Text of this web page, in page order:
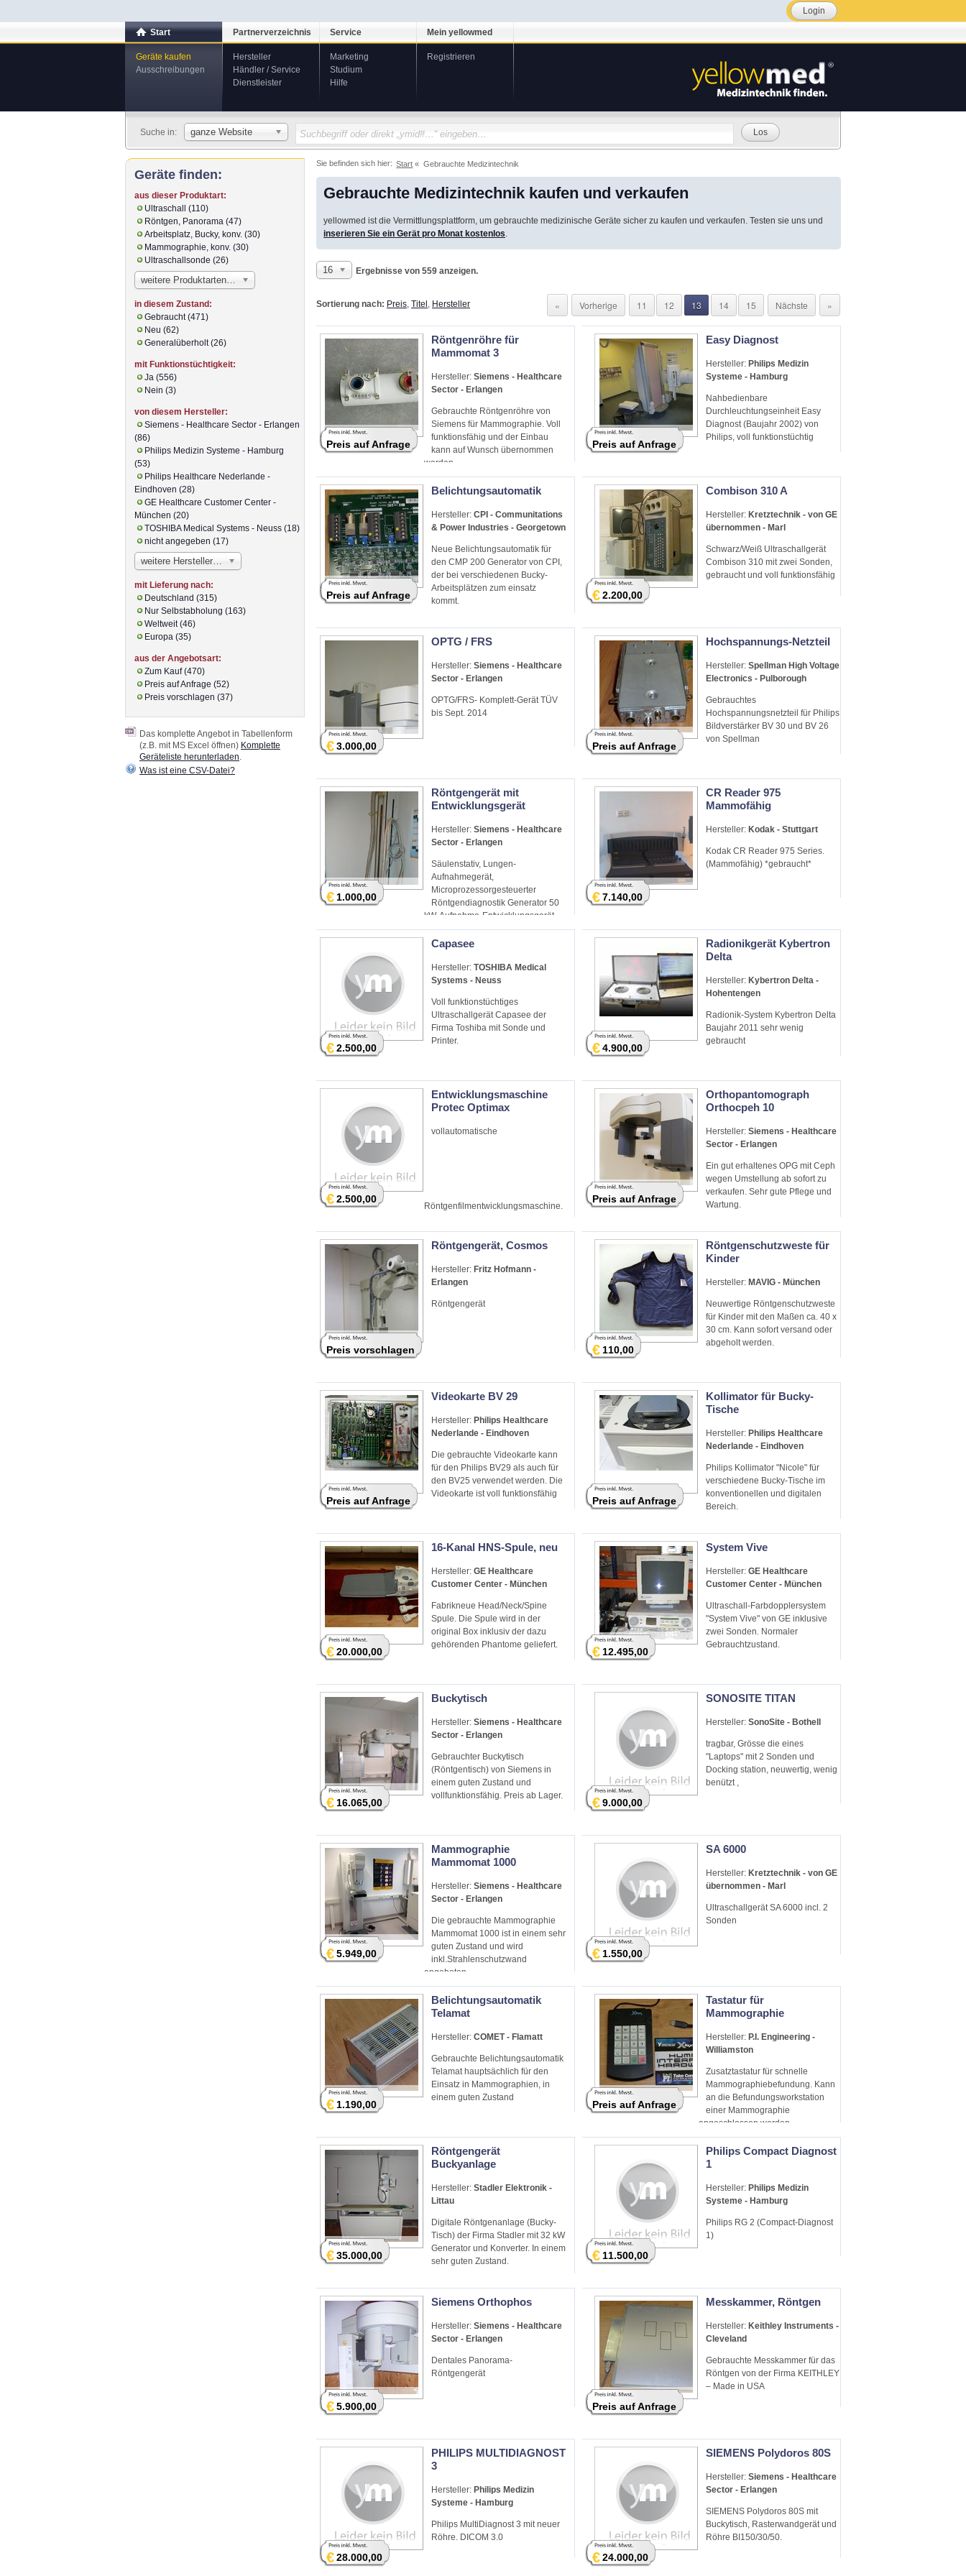
Login
Start
Geräte kaufen
Ausschreibungen
Partnerverzeichnis
Hersteller
Händler / Service
Dienstleister
Service
Marketing
Studium
Hilfe
Mein yellowmed
Registrieren
Suche in: ganze Website Los
Sie befinden sich hier: Start Gebrauchte Medizintechnik
Gebrauchte Medizintechnik kaufen und verkaufen
yellowmed ist die Vermittlungsplattform, um gebrauchte medizinische Geräte sicher zu kaufen und verkaufen. Testen sie uns und
inserieren Sie ein Gerät pro Monat kostenlos
16 Ergebnisse von 559 anzeigen.
Sortierung nach: Preis Titel Hersteller « Vorherige 11 12 13 14 15 Nächste »
Röntgenröhre für
Mammomat 3
Hersteller: Siemens - Healthcare
Sector - Erlangen
Gebrauchte Röntgenröhre von
Siemens für Mammographie. Voll
funktionsfähig und der Einbau
kann auf Wunsch übernommen
werden.
Preis auf Anfrage
Easy Diagnost
Hersteller: Philips Medizin
Systeme - Hamburg
Nahbedienbare
Durchleuchtungseinheit Easy
Diagnost (Baujahr 2002) von
Philips, voll funktionstüchtig
Preis auf Anfrage
Belichtungsautomatik
Hersteller: CPI - Communitations
& Power Industries - Georgetown
Neue Belichtungsautomatik für
den CMP 200 Generator von CPI,
der bei verschiedenen Bucky-
Arbeitsplätzen zum einsatz
kommt.
Preis auf Anfrage
Combison 310 A
Hersteller: Kretztechnik - von GE
übernommen - Marl
Schwarz/Weiß Ultraschallgerät
Combison 310 mit zwei Sonden,
gebraucht und voll funktionsfähig
€2.200,00
OPTG / FRS
Hersteller: Siemens - Healthcare
Sector - Erlangen
OPTG/FRS- Komplett-Gerät TÜV
bis Sept. 2014
€3.000,00
Hochspannungs-Netzteil
Hersteller: Spellman High Voltage
Electronics - Pulborough
Gebrauchtes
Hochspannungsnetzteil für Philips
Bildverstärker BV 30 und BV 26
von Spellman
Preis auf Anfrage
Röntgengerät mit
Entwicklungsgerät
Hersteller: Siemens - Healthcare
Sector - Erlangen
Säulenstativ, Lungen-
Aufnahmegerät,
Microprozessorgesteuerter
Röntgendiagnostik Generator 50
kW, Aufnahme-Entwicklungsgerät
u.a.
€1.000,00
CR Reader 975
Mammofähig
Hersteller: Kodak - Stuttgart
Kodak CR Reader 975 Series.
(Mammofähig) *gebraucht*
€7.140,00
Capasee
Hersteller: TOSHIBA Medical
Systems - Neuss
Voll funktionstüchtiges
Ultraschallgerät Capasee der
Firma Toshiba mit Sonde und
Printer.
€2.500,00
Radionikgerät Kybertron
Delta
Hersteller: Kybertron Delta -
Hohentengen
Radionik-System Kybertron Delta
Baujahr 2011 sehr wenig
gebraucht
€4.900,00
Entwicklungsmaschine
Protec Optimax
vollautomatische
Röntgenfilmentwicklungsmaschine.
€2.500,00
Orthopantomograph
Orthocpeh 10
Hersteller: Siemens - Healthcare
Sector - Erlangen
Ein gut erhaltenes OPG mit Ceph
wegen Umstellung ab sofort zu
verkaufen. Sehr gute Pflege und
Wartung.
Preis auf Anfrage
Röntgengerät, Cosmos
Hersteller: Fritz Hofmann -
Erlangen
Röntgengerät
Preis vorschlagen
Röntgenschutzweste für
Kinder
Hersteller: MAVIG - München
Neuwertige Röntgenschutzweste
für Kinder mit den Maßen ca. 40 x
30 cm. Kann sofort versand oder
abgeholt werden.
€110,00
Videokarte BV 29
Hersteller: Philips Healthcare
Nederlande - Eindhoven
Die gebrauchte Videokarte kann
für den Philips BV29 als auch für
den BV25 verwendet werden. Die
Videokarte ist voll funktionsfähig
Preis auf Anfrage
Kollimator für Bucky-
Tische
Hersteller: Philips Healthcare
Nederlande - Eindhoven
Philips Kollimator "Nicole" für
verschiedene Bucky-Tische im
konventionellen und digitalen
Bereich.
Preis auf Anfrage
16-Kanal HNS-Spule, neu
Hersteller: GE Healthcare
Customer Center - München
Fabrikneue Head/Neck/Spine
Spule. Die Spule wird in der
original Box inklusiv der dazu
gehörenden Phantome geliefert.
€20.000,00
System Vive
Hersteller: GE Healthcare
Customer Center - München
Ultraschall-Farbdopplersystem
"System Vive" von GE inklusive
zwei Sonden. Normaler
Gebrauchtzustand.
€12.495,00
Buckytisch
Hersteller: Siemens - Healthcare
Sector - Erlangen
Gebrauchter Buckytisch
(Röntgentisch) von Siemens in
einem guten Zustand und
vollfunktionsfähig. Preis ab Lager.
€16.065,00
SONOSITE TITAN
Hersteller: SonoSite - Bothell
tragbar, Grösse die eines
"Laptops" mit 2 Sonden und
Docking station, neuwertig, wenig
benützt ,
€9.000,00
Mammographie
Mammomat 1000
Hersteller: Siemens - Healthcare
Sector - Erlangen
Die gebrauchte Mammographie
Mammomat 1000 ist in einem sehr
guten Zustand und wird
inkl.Strahlenschutzwand
angeboten.
€5.949,00
SA 6000
Hersteller: Kretztechnik - von GE
übernommen - Marl
Ultraschallgerät SA 6000 incl. 2
Sonden
€1.550,00
Belichtungsautomatik
Telamat
Hersteller: COMET - Flamatt
Gebrauchte Belichtungsautomatik
Telamat hauptsächlich für den
Einsatz in Mammographien, in
einem guten Zustand
€1.190,00
Tastatur für
Mammographie
Hersteller: P.I. Engineering -
Williamston
Zusatztastatur für schnelle
Mammographiebefundung. Kann
an die Befundungsworkstation
einer Mammographie
angeschlossen werden.
Preis auf Anfrage
Röntgengerät
Buckyanlage
Hersteller: Stadler Elektronik -
Littau
Digitale Röntgenanlage (Bucky-
Tisch) der Firma Stadler mit 32 kW
Generator und Konverter. In einem
sehr guten Zustand.
€35.000,00
Philips Compact Diagnost
1
Hersteller: Philips Medizin
Systeme - Hamburg
Philips RG 2 (Compact-Diagnost
1)
€11.500,00
Siemens Orthophos
Hersteller: Siemens - Healthcare
Sector - Erlangen
Dentales Panorama-
Röntgengerät
€5.900,00
Messkammer, Röntgen
Hersteller: Keithley Instruments -
Cleveland
Gebrauchte Messkammer für das
Röntgen von der Firma KEITHLEY
– Made in USA
Preis auf Anfrage
PHILIPS MULTIDIAGNOST
3
Hersteller: Philips Medizin
Systeme - Hamburg
Philips MultiDiagnost 3 mit neuer
Röhre. DICOM 3.0
€28.000,00
SIEMENS Polydoros 80S
Hersteller: Siemens - Healthcare
Sector - Erlangen
SIEMENS Polydoros 80S mit
Buckytisch, Rasterwandgerät und
Röhre BI150/30/50.
€24.000,00
Geräte finden:
aus dieser Produktart:
Ultraschall (110)
Röntgen, Panorama (47)
Arbeitsplatz, Bucky, konv. (30)
Mammographie, konv. (30)
Ultraschallsonde (26)
weitere Produktarten…
in diesem Zustand:
Gebraucht (471)
Neu (62)
Generalüberholt (26)
mit Funktionstüchtigkeit:
Ja (556)
Nein (3)
von diesem Hersteller:
Siemens - Healthcare Sector - Erlangen
(86)
Philips Medizin Systeme - Hamburg
(53)
Philips Healthcare Nederlande -
Eindhoven (28)
GE Healthcare Customer Center -
München (20)
TOSHIBA Medical Systems - Neuss (18)
nicht angegeben (17)
weitere Hersteller…
mit Lieferung nach:
Deutschland (315)
Nur Selbstabholung (163)
Weltweit (46)
Europa (35)
aus der Angebotsart:
Zum Kauf (470)
Preis auf Anfrage (52)
Preis vorschlagen (37)
Das komplette Angebot in Tabellenform
(z.B. mit MS Excel öffnen) Komplette
Geräteliste herunterladen
Was ist eine CSV-Datei?